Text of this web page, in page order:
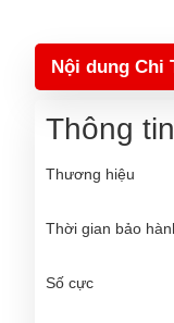
Nội dung Chi
Thông
Thương hiệu
Thời gian bảo
Số cực